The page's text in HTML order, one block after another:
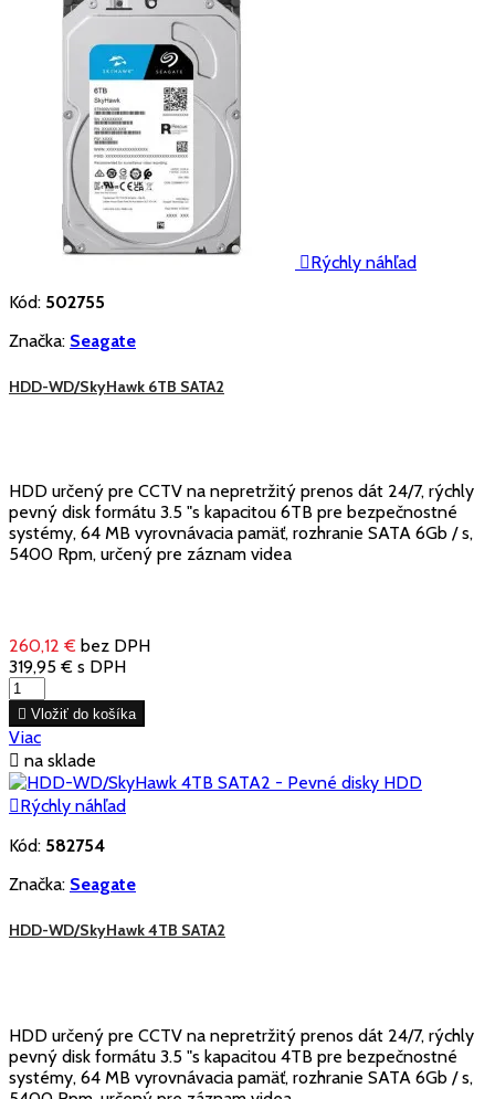
Rýchly náhľad
Kód: 502755
Značka: Seagate
HDD-WD/SkyHawk 6TB SATA2
HDD určený pre CCTV na nepretržitý prenos dát 24/7, rýchly
pevný disk formátu 3.5 "s kapacitou 6TB pre bezpečnostné
systémy, 64 MB vyrovnávacia pamäť, rozhranie SATA 6Gb / s,
5400 Rpm, určený pre záznam videa
260,12 € bez DPH
319,95 € s DPH
 Vložiť do košíka
Viac
 na sklade
Rýchly náhľad
Kód: 582754
Značka: Seagate
HDD-WD/SkyHawk 4TB SATA2
HDD určený pre CCTV na nepretržitý prenos dát 24/7, rýchly
pevný disk formátu 3.5 "s kapacitou 4TB pre bezpečnostné
systémy, 64 MB vyrovnávacia pamäť, rozhranie SATA 6Gb / s,